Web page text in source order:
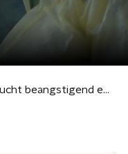
Documentaire Levenslucht beangstigend en goede wake up call